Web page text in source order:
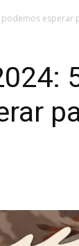
podemos esperar